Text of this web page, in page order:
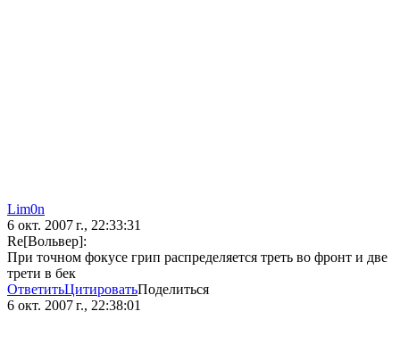
Lim0n
6 окт. 2007 г., 22:33:31
Re[Вольвер]:
При точном фокусе грип распределяется треть во фронт и две
трети в бек
ОтветитьЦитироватьПоделиться
6 окт. 2007 г., 22:38:01